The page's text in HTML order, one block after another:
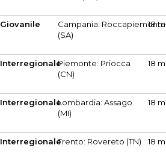
Giovanile
Campania: Roccapiemonte
(SA)
18 m
InterregionalePiemonte: Priocca
(CN)
18 m
InterregionaleLombardia: Assago
(MI)
18 m
InterregionaleTrento: Rovereto (TN) 18 m